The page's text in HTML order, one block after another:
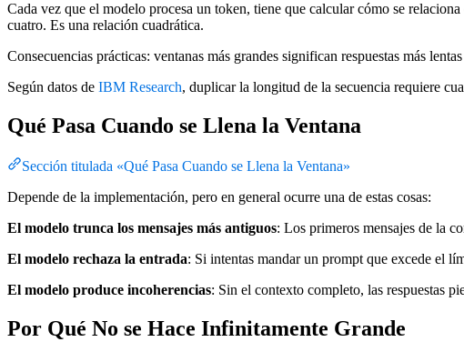
Cada vez que el modelo procesa un token, tiene que calcular cómo se
cuatro. Es una relación cuadrática.
Consecuencias prácticas: ventanas más grandes significan respuestas más
Según datos de IBM Research, duplicar la longitud de la secuencia requiere
Qué Pasa Cuando se Llena la Ventana
Sección titulada «Qué Pasa Cuando se Llena la Ventana»
Depende de la implementación, pero en general ocurre una de estas cosas:
El modelo trunca los mensajes más antiguos: Los primeros mensajes de la
El modelo rechaza la entrada: Si intentas mandar un prompt que excede el
El modelo produce incoherencias: Sin el contexto completo, las respuestas
Por Qué No se Hace Infinitamente Grande